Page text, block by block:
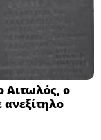
Αιτωλός, ο